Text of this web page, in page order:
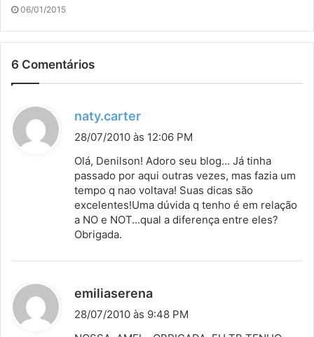
06/01/2015
6 Comentários
naty.carter
i
s
e
:
28/07/2010 às 12:06 PM
Olá, Denilson! Adoro seu blog… Já tinha
passado por aqui outras vezes, mas fazia um
tempo q nao voltava! Suas dicas são
excelentes!Uma dúvida q tenho é em relação
a NO e NOT…qual a diferença entre eles?
Obrigada.
emiliaserena
i
28/07/2010 às 9:48 PM